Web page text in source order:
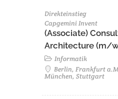
Direkteinstieg
Capgemini Invent
(Associate)
Architecture (m/
Informatik
Berlin, Frankfurt
München, Stuttgart